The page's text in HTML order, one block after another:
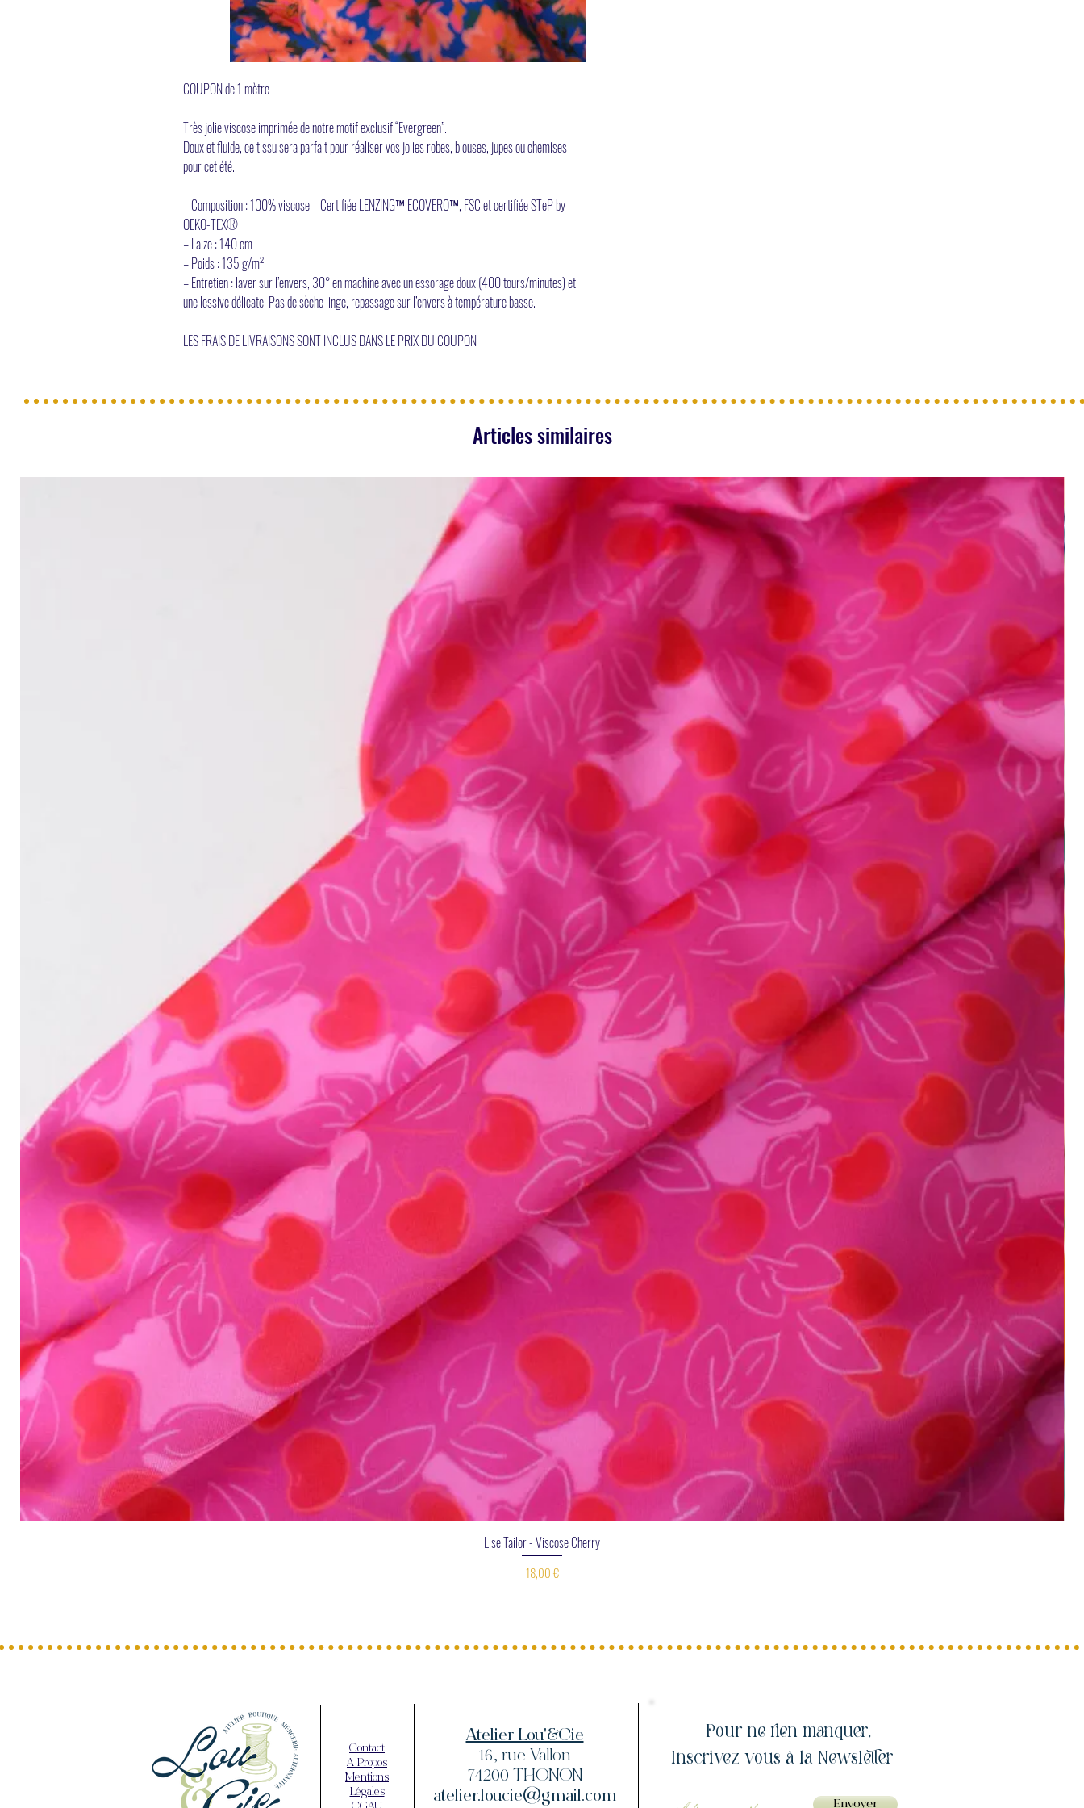
COUPON de 1 mètre
Très jolie viscose imprimée de notre motif exclusif “Evergreen”.
Doux et fluide, ce tissu sera parfait pour réaliser vos jolies robes, blouses, jupes ou chemises
pour cet été.
– Composition : 100% viscose – Certifiée LENZING™ ECOVERO™, FSC et certifiée STeP by
OEKO-TEX®
– Laize : 140 cm
– Poids : 135 g/m²
– Entretien : laver sur l’envers, 30° en machine avec un essorage doux (400 tours/minutes) et
une lessive délicate. Pas de sèche linge, repassage sur l’envers à température basse.
LES FRAIS DE LIVRAISONS SONT INCLUS DANS LE PRIX DU COUPON
Articles similaires
Aperçu rapide
Lise Tailor - Viscose Cherry
Prix
18,00 €
Contact
A Propos
Mentions
Légales
Atelier Lou'&Cie
16, rue Vallon
74200 THONON
atelier.loucie@gmail.com
Inscrivez vous à la Newsletter
Envoyer
Pour ne rien manquer,